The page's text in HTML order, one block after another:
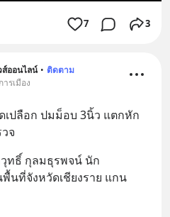
7 3
ออนไลน์ • ติดตาม
รเมือง
ปลือก ปมม็อบ 3นิ้ว แตกหัก
จ
ทธิ์ กุลมธุรพจน์ นัก
นที่จังหวัดเชียงราย แกน